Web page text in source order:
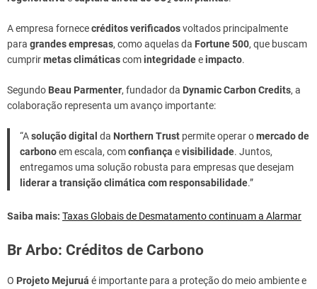
A empresa fornececréditos verificadosvoltados principalmente
para grandes empresas, como aquelas da Fortune 500, que buscam
cumprirmetas climáticascomintegridadeeimpacto.
Segundo Beau Parmenter, fundador da Dynamic Carbon Credits, a
colaboração representa um avanço importante:
“Asolução digital da Northern Trustpermite operar omercado de
carbonoem escala, comconfiança evisibilidade. Juntos,
entregamos uma solução robusta para empresas que desejam
liderar a transição climática com responsabilidade.”
Saiba mais: Taxas Globais de Desmatamento continuam a Alarmar
Br Arbo: Créditos de Carbono
O Projeto Mejuruá é importante para a proteção do meio ambiente e